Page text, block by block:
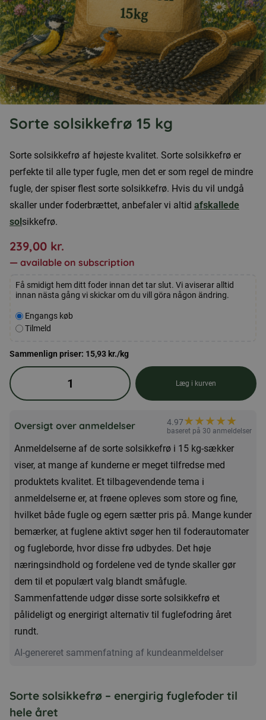
Sorte solsikkefrø 15 kg
Sorte solsikkefrø af højeste kvalitet. Sorte solsikkefrø er
perfekte til alle typer fugle, men det er som regel de mindre
fugle, der spiser flest sorte solsikkefrø. Hvis du vil undgå
skaller under foderbrættet, anbefaler vi altid afskallede
solsikkefrø.
239,00 kr.
— available on subscription
Få smidigt hem ditt foder innan det tar slut. Vi aviserar alltid
innan nästa gång vi skickar om du vill göra någon ändring.
Velg
kjøpstype
Engangs køb
Tilmeld
Sammenlign priser: 15,93 kr./kg
Sorte
solsikkefrø
kg
Læg i kurven
Oversigt over anmeldelser 4.97★★★★★
★
baseret på 30 anmeldelser
Anmeldelserne af de sorte solsikkefrø i 15 kg-sækker
viser, at mange af kunderne er meget tilfredse med
produktets kvalitet. Et tilbagevendende tema i
anmeldelserne er, at frøene opleves som store og fine,
hvilket både fugle og egern sætter pris på. Mange kunder
bemærker, at fuglene aktivt søger hen til foderautomater
og fugleborde, hvor disse frø udbydes. Det høje
næringsindhold og fordelene ved de tynde skaller gør
dem til et populært valg blandt småfugle.
Sammenfattende udgør disse sorte solsikkefrø et
pålideligt og energirigt alternativ til fuglefodring året
rundt.
AI-genereret sammenfatning af kundeanmeldelser
Sorte solsikkefrø – energirig fuglefoder til
hele året